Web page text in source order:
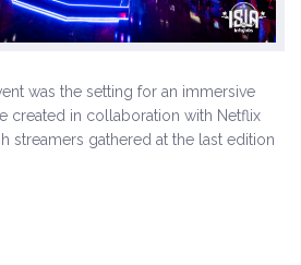
was the setting for an immersive
created in collaboration with Netflix
streamers gathered at the last edition